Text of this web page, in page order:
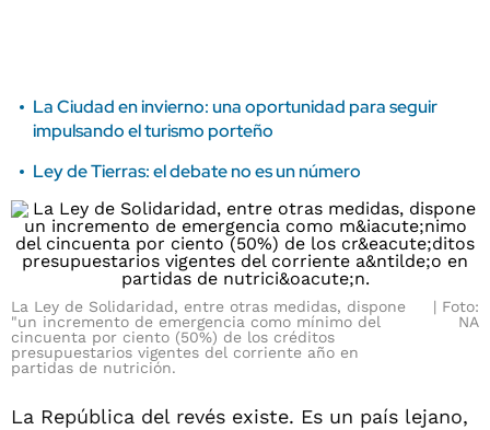
La Ciudad en invierno: una oportunidad para seguir
impulsando el turismo porteño
Ley de Tierras: el debate no es un número
La Ley de Solidaridad, entre otras medidas, dispone
"un incremento de emergencia como mínimo del
cincuenta por ciento (50%) de los créditos
presupuestarios vigentes del corriente año en
partidas de nutrición.
Foto:
NA
La República del revés existe. Es un país lejano,